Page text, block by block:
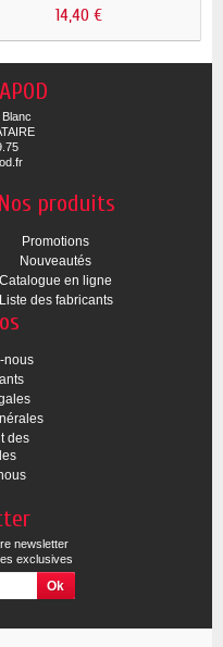
14,40 €
Nos produits
Promotions
Nouveautés
Catalogue en ligne
Liste des fabricants
nous
des
newsletter
exclusives